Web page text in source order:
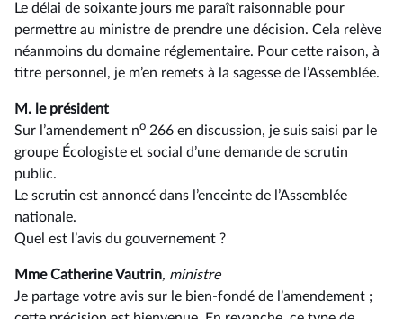
Le délai de soixante jours me paraît raisonnable pour
permettre au ministre de prendre une décision. Cela relève
néanmoins du domaine réglementaire. Pour cette raison, à
titre personnel, je m’en remets à la sagesse de l’Assemblée.
M. le président
Sur l’amendement no 266 en discussion, je suis saisi par le
groupe Écologiste et social d’une demande de scrutin
public.
Le scrutin est annoncé dans l’enceinte de l’Assemblée
nationale.
Quel est l’avis du gouvernement ?
Mme Catherine Vautrin, ministre
Je partage votre avis sur le bien-fondé de l’amendement ;